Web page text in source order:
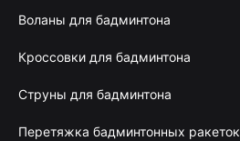
Воланы для бадминтона
Кроссовки для бадминтона
Струны для бадминтона
Перетяжка бадминтонных ракеток